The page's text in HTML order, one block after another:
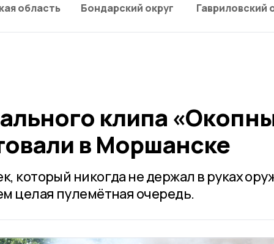
область Бондарский округ Гавриловский
клипа
в Моршанске
который никогда не держал в руках
целая пулемётная очередь.